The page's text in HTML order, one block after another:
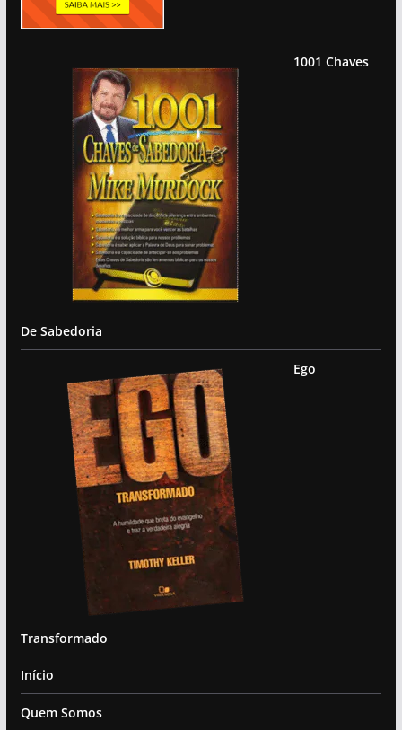
1001 Chaves
De Sabedoria
Ego
Transformado
Início
Quem Somos